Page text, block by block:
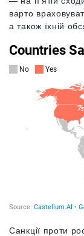
варто
а також їхній
Санкції проти